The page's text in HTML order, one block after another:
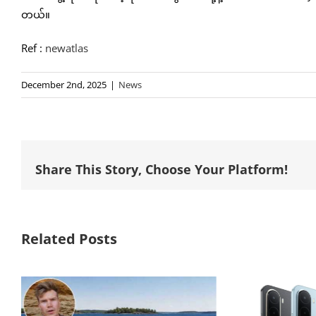
တယ်။
Ref : newatlas
December 2nd, 2025 | News
Share This Story, Choose Your Platform!
Related Posts